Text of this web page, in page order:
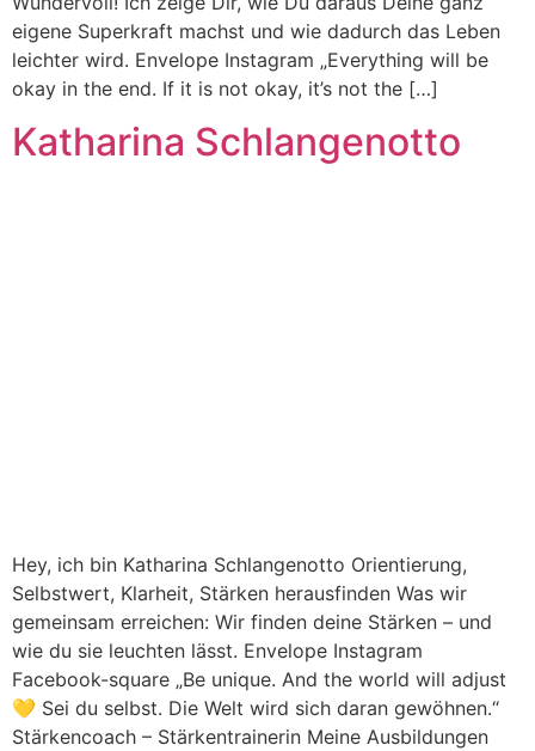
eigene Superkraft machst und wie dadurch das Leben
leichter wird. Envelope Instagram „Everything will be
okay in the end. If it is not okay, it’s not the […]
Katharina Schlangenotto
Hey, ich bin Katharina Schlangenotto Orientierung,
Selbstwert, Klarheit, Stärken herausfinden Was wir
gemeinsam erreichen: Wir finden deine Stärken – und
wie du sie leuchten lässt. Envelope Instagram
Facebook-square „Be unique. And the world will adjust
💛 Sei du selbst. Die Welt wird sich daran gewöhnen.“
Stärkencoach – Stärkentrainerin Meine Ausbildungen